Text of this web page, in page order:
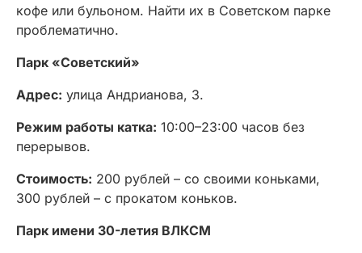
кофе или бульоном. Найти их в Советском парке
проблематично.
Парк «Советский»
Адрес: улица Андрианова, 3.
Режим работы катка: 10:00–23:00 часов без
перерывов.
Стоимость: 200 рублей – со своими коньками,
300 рублей – с прокатом коньков.
Парк имени 30-летия ВЛКСМ